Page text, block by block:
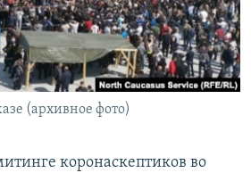
(архивное фото)
коронаскептиков во